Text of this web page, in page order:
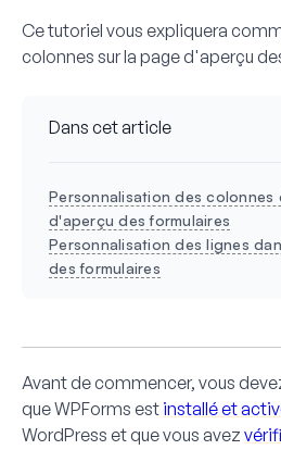
Ce tutoriel vous expliquera
colonnes sur la page d'aperçu
Dans cet article
Personnalisation des colonnes
d'aperçu des formulaires
Personnalisation des lignes
des formulaires
Avant de commencer, vous
que WPForms est installé et
WordPress et que vous avez